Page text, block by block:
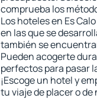
comprueba los
Los hoteles en Es
en las que se
también se
Pueden acogerte
perfectos para pasar
¡Escoge un hotel y
tu viaje de placer o de